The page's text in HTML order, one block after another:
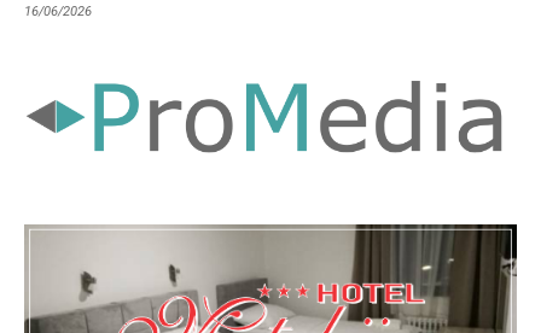
16/06/2026